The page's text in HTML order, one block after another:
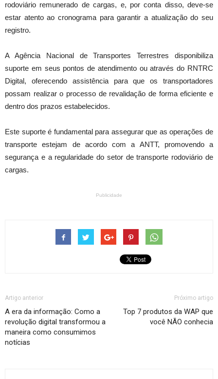
rodoviário remunerado de cargas, e, por conta disso, deve-se
estar atento ao cronograma para garantir a atualização do seu
registro.
A Agência Nacional de Transportes Terrestres disponibiliza
suporte em seus pontos de atendimento ou através do RNTRC
Digital, oferecendo assistência para que os transportadores
possam realizar o processo de revalidação de forma eficiente e
dentro dos prazos estabelecidos.
Este suporte é fundamental para assegurar que as operações de
transporte estejam de acordo com a ANTT, promovendo a
segurança e a regularidade do setor de transporte rodoviário de
cargas.
Publicidade
Artigo anterior
A era da informação: Como a
revolução digital transformou a
maneira como consumimos
notícias
Próximo artigo
Top 7 produtos da WAP que
você NÃO conhecia